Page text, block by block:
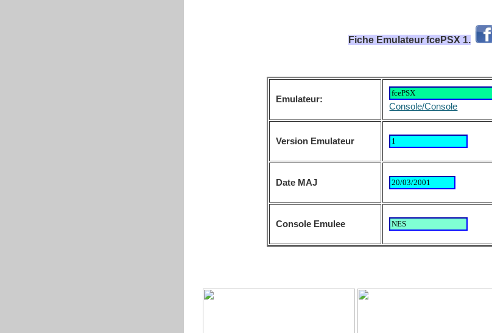
Fiche Emulateur fcePSX 1.
Emulateur:
Console/Console
Version Emulateur
Date MAJ
Console Emulee